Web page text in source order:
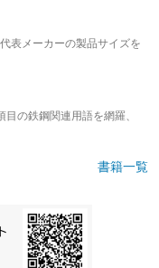
表メーカーの製品サイズを
の鉄鋼関連用語を網羅、
書籍一覧